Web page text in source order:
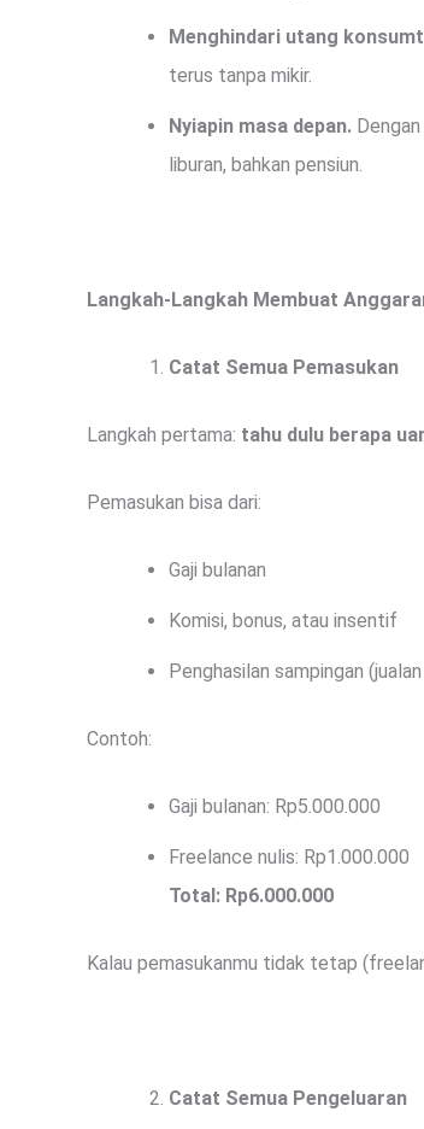
Menghindari utang
terus tanpa mikir.
Nyiapin masa depan.
liburan, bahkan pensiun.
Langkah-Langkah Membuat
Catat Semua Pemasukan
Langkah pertama: tahu dulu berapa
Pemasukan bisa dari:
Gaji bulanan
Komisi, bonus, atau insentif
Penghasilan sampingan
Contoh:
Gaji bulanan: Rp5.000.000
Freelance nulis: Rp1.000.000
Total: Rp6.000.000
Kalau pemasukanmu tidak tetap
Catat Semua Pengeluaran